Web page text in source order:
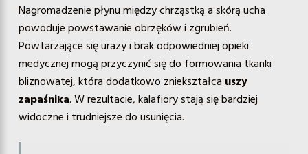
Nagromadzenie płynu między chrząstką a skórą ucha
powoduje powstawanie obrzęków i zgrubień.
Powtarzające się urazy i brak odpowiedniej opieki
medycznej mogą przyczynić się do formowania tkanki
bliznowatej, która dodatkowo zniekształca uszy
zapaśnika. W rezultacie, kalafiory stają się bardziej
widoczne i trudniejsze do usunięcia.